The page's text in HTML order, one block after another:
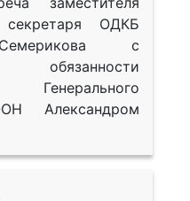
секретаря ОДКБ
с
обязанности
Генерального
Александром